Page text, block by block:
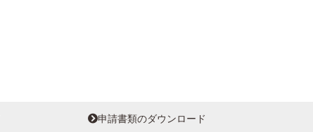
申請書類のダウンロード